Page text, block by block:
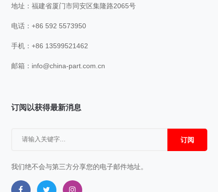
地址：福建省厦门市同安区集隆路2065号
电话：+86 592 5573950
手机：+86 13599521462
邮箱： info@china-part.com.cn
订阅以获得最新消息
订阅
我们绝不会与第三方分享您的电子邮件地址。